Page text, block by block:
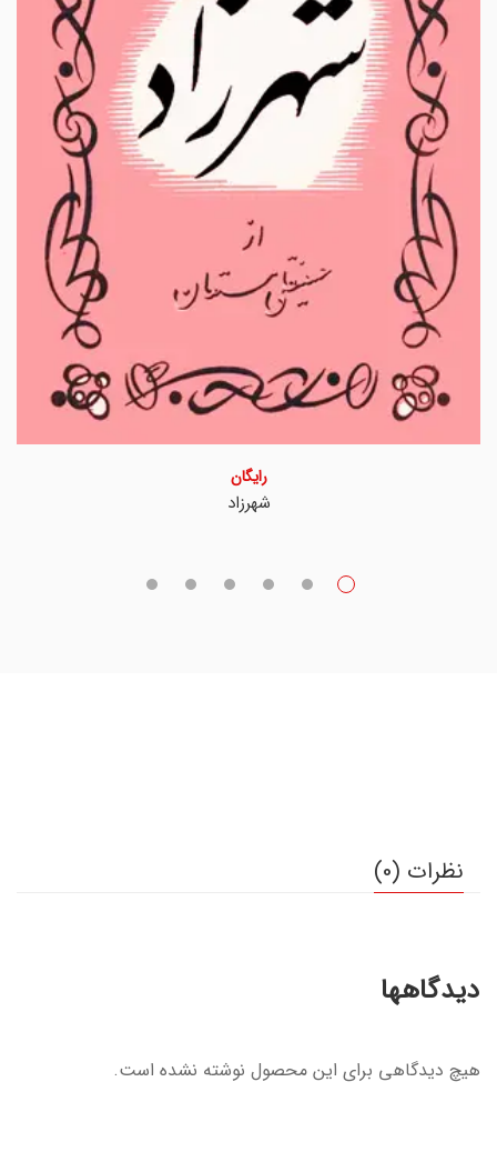
شهرزاد
رایگان
نظرات (0)
دیدگاهها
هیچ دیدگاهی برای این محصول نوشته نشده است.